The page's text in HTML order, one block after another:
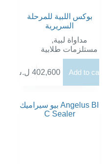
بوكس اللبية للمرحلة
السريرية
مداواة لبية,
مستلزمات طلابية
402,600 ل.س Add to cart